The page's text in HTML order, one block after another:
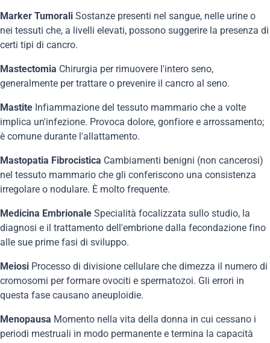
Marker Tumorali Sostanze presenti nel sangue, nelle urine o
nei tessuti che, a livelli elevati, possono suggerire la presenza di
certi tipi di cancro.
Mastectomia Chirurgia per rimuovere l'intero seno,
generalmente per trattare o prevenire il cancro al seno.
Mastite Infiammazione del tessuto mammario che a volte
implica un'infezione. Provoca dolore, gonfiore e arrossamento;
è comune durante l'allattamento.
Mastopatia Fibrocistica Cambiamenti benigni (non cancerosi)
nel tessuto mammario che gli conferiscono una consistenza
irregolare o nodulare. È molto frequente.
Medicina Embrionale Specialità focalizzata sullo studio, la
diagnosi e il trattamento dell'embrione dalla fecondazione fino
alle sue prime fasi di sviluppo.
Meiosi Processo di divisione cellulare che dimezza il numero di
cromosomi per formare ovociti e spermatozoi. Gli errori in
questa fase causano aneuploidie.
Menopausa Momento nella vita della donna in cui cessano i
periodi mestruali in modo permanente e termina la capacità